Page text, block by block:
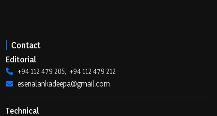
Contact
Editorial
+94 112 479 205, +94 112 479 212
esenalankadeepa@gmail.com
Technical